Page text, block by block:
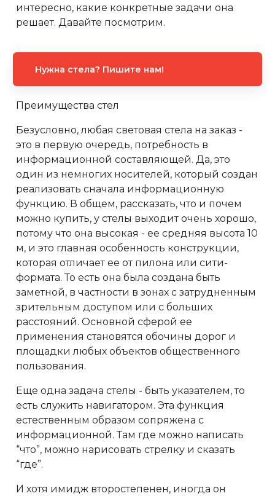
интересно, какие конкретные задачи она
решает. Давайте посмотрим.
Нужна стела? Пишите нам!
Преимущества стел
Безусловно, любая световая стела на заказ -
это в первую очередь, потребность в
информационной составляющей. Да, это
один из немногих носителей, который создан
реализовать сначала информационную
функцию. В общем, рассказать, что и почем
можно купить, у стелы выходит очень хорошо,
потому что она высокая - ее средняя высота 10
м, и это главная особенность конструкции,
которая отличает ее от пилона или сити-
формата. То есть она была создана быть
заметной, в частности в зонах с затрудненным
зрительным доступом или с больших
расстояний. Основной сферой ее
применения становятся обочины дорог и
площадки любых объектов общественного
пользования.
Еще одна задача стелы - быть указателем, то
есть служить навигатором. Эта функция
естественным образом сопряжена с
информационной. Там где можно написать
“что”, можно нарисовать стрелку и сказать
“где”.
И хотя имидж второстепенен, иногда он